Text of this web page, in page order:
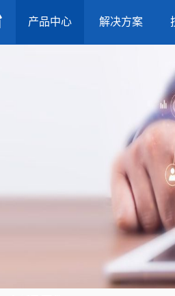
产品中心 解决方案